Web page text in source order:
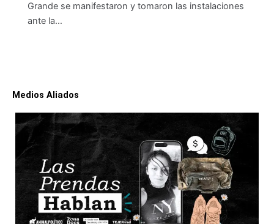
Grande se manifestaron y tomaron las instalaciones
ante la…
Medios Aliados